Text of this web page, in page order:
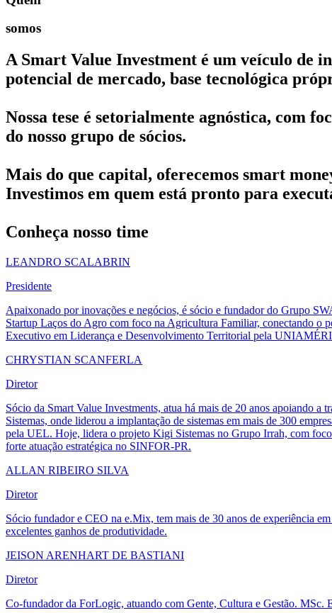
somos
A Smart Value Investment é um veículo de
potencial de mercado, base tecnológica
Nossa tese é setorialmente agnóstica, com
do nosso grupo de sócios.
Mais do que capital, oferecemos smart
Investimos em quem está pronto para
Conheça nosso time
LEANDRO SCALABRIN
Presidente
Apaixonado por inovações e negócios, é sócio e fundador do Grupo
Startup Laços do Agro com foco na Agricultura Familiar, conectando o
Executivo em Liderança e Desenvolvimento Territorial pela
CHRYSTIAN SCANFERLA
Diretor
Sócio da Smart Value Investments, atua há mais de 20 anos apoiando
Sistemas, onde liderou a implantação de sistemas em mais de 300
pela UEL. Hoje, lidera o projeto Kigi Sistemas no Grupo Irrah, com
forte atuação estratégica no SINFOR-PR.
ALLAN RIBEIRO SILVA
Diretor
Sócio fundador e CEO na e.Mix, tem mais de 30 anos de experiência
excelentes ganhos de produtividade.
JEISON ARENHART DE BASTIANI
Diretor
Co-fundador da ForLogic, atuando com Gente, Cultura e Gestão. MSc.